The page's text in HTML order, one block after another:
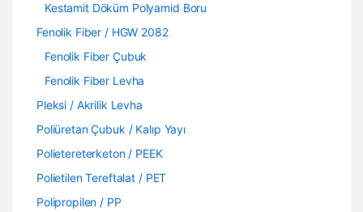
Kestamit Döküm Polyamid Boru
Fenolik Fiber / HGW 2082
Fenolik Fiber Çubuk
Fenolik Fiber Levha
Pleksi / Akrilik Levha
Poliüretan Çubuk / Kalıp Yayı
Polietereterketon / PEEK
Polietilen Tereftalat / PET
Polipropilen / PP